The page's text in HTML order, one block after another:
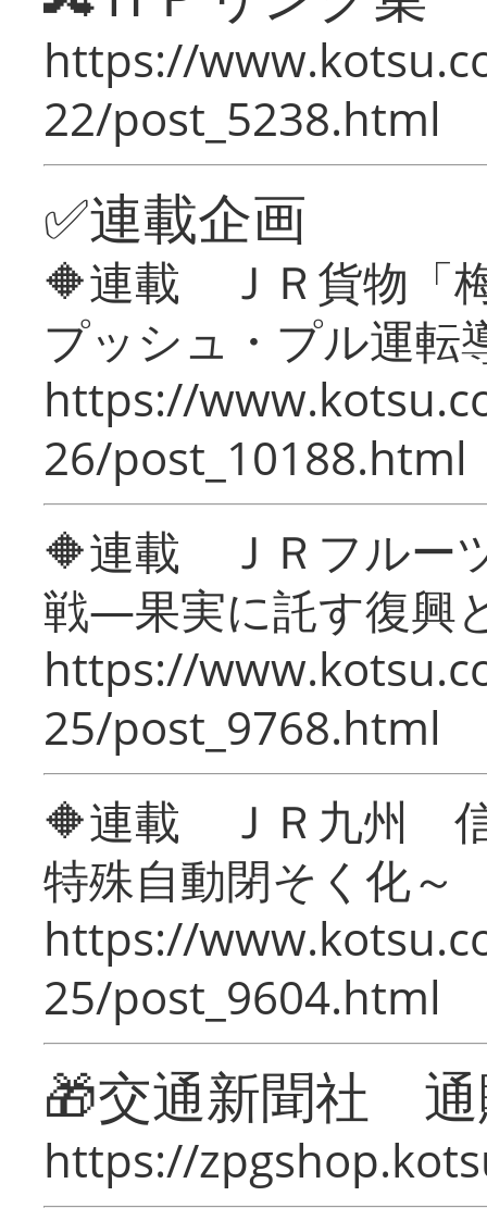
https://
22/post_5238.html
✅連載企画
🔶連載 ＪＲ貨物「
プッシュ・プル運転
https://
26/post_10188.html
🔶連載 ＪＲフルー
戦―果実に託す復興
https://
25/post_9768.html
🔶連載 ＪＲ九州 信
特殊自動閉そく化～
https://
25/post_9604.html
🎁交通新聞社
https://